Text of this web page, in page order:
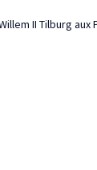
II Tilburg aux